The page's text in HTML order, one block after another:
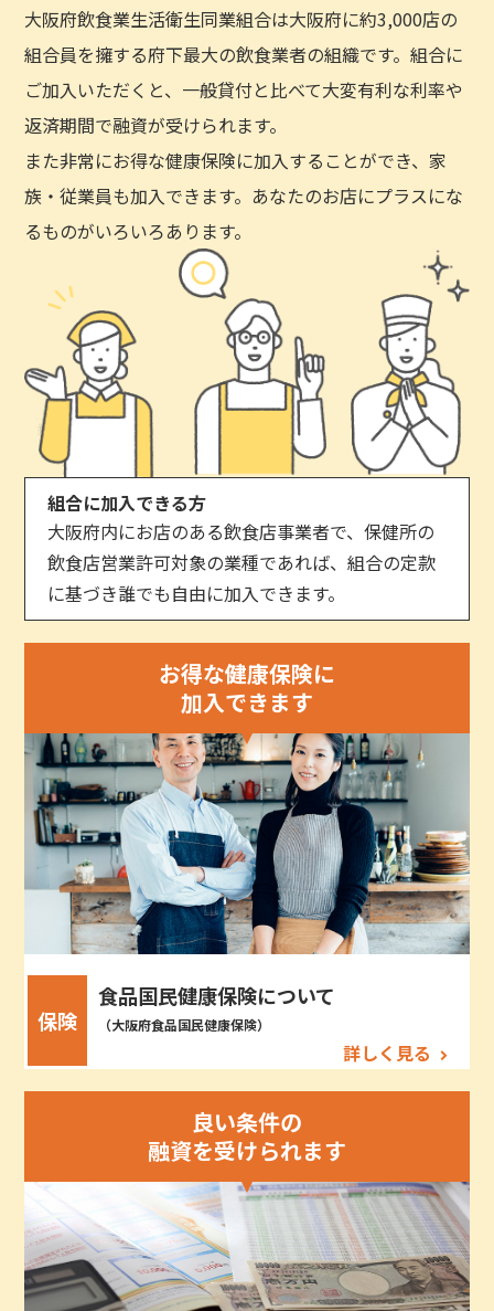
大阪府飲食業生活衛生同業組合は大阪府に約3,000店の
組合員を擁する府下最大の飲食業者の組織です。組合に
ご加入いただくと、一般貸付と比べて大変有利な利率や
返済期間で融資が受けられます。
また非常にお得な健康保険に加入することができ、家
族・従業員も加入できます。あなたのお店にプラスにな
るものがいろいろあります。
組合に加入できる方
大阪府内にお店のある飲食店事業者で、保健所の
飲食店営業許可対象の業種であれば、組合の定款
に基づき誰でも自由に加入できます。
お得な健康保険に
加入できます
保険
食品国民健康保険について
（大阪府食品国民健康保険）
詳しく見る
良い条件の
融資を受けられます